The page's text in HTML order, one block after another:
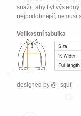
snažit, aby byl
nejpodobnější, nemusí
Velikostní tabulka
designed by @_squf_